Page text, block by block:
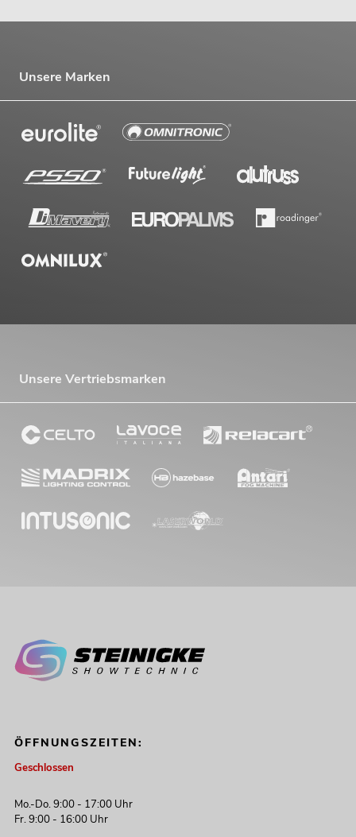
Unsere Marken
Unsere Vertriebsmarken
ÖFFNUNGSZEITEN:
Geschlossen
Mo.-Do. 9:00 - 17:00 Uhr
Fr. 9:00 - 16:00 Uhr